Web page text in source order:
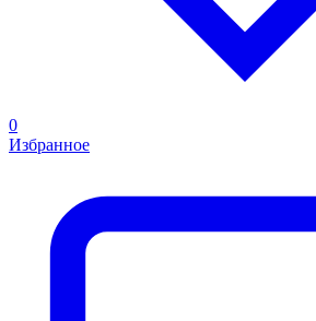
0
Избранное